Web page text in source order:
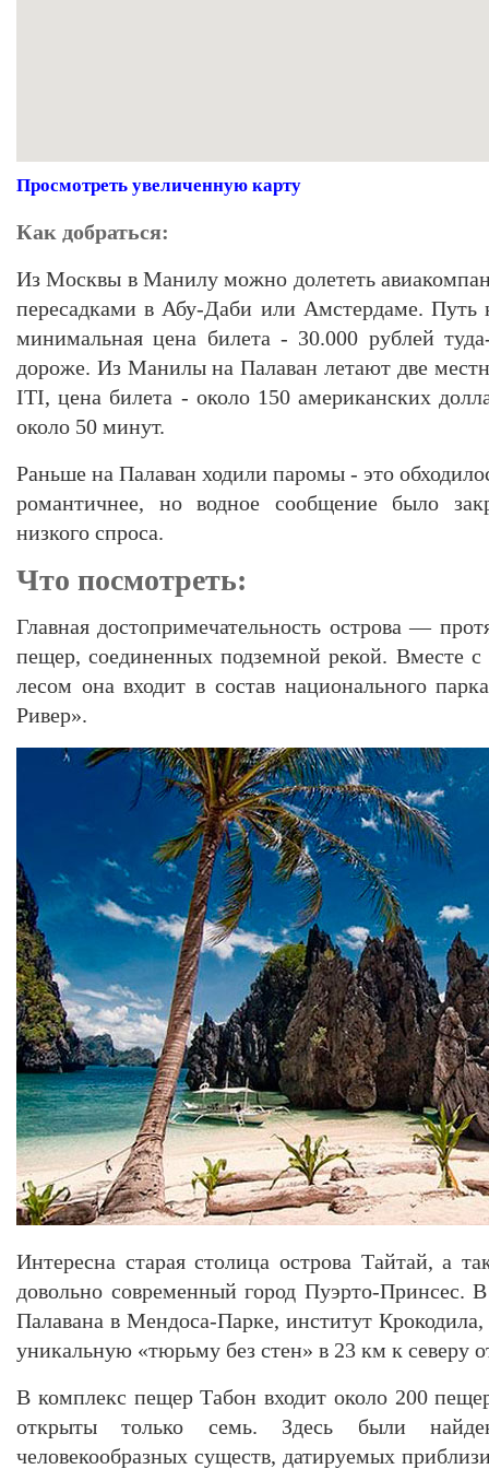
Просмотреть увеличенную карту
Как добраться:
Из Москвы в Манилу можно долететь
пересадками в Абу-Даби или Амстердаме.
минимальная цена билета - 30.000 рублей
дороже. Из Манилы на Палаван летают две
ITI, цена билета - около 150 американских
около 50 минут.
Раньше на Палаван ходили паромы - это
романтичнее, но водное сообщение было
низкого спроса.
Что посмотреть:
Главная достопримечательность острова —
пещер, соединенных подземной рекой. Вместе
лесом она входит в состав национального
Ривер».
Интересна старая столица острова Тайтай, а
довольно современный город Пуэрто-Принсес.
Палавана в Мендоса-Парке, институт
уникальную «тюрьму без стен» в 23 км к северу
В комплекс пещер Табон входит около 200
открыты только семь. Здесь были
человекообразных существ, датируемых